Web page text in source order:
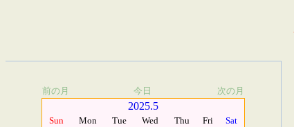
前の月 今日 次の月
2025.5
Sun Mon Tue Wed Thu Fri
Sat